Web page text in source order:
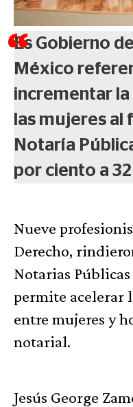
Es Gobierno
México
incrementar
las mujeres al
Notaría
por ciento a
Nueve
Derecho,
Notarias
permite acelerar
entre mujeres y
notarial.
Jesús George